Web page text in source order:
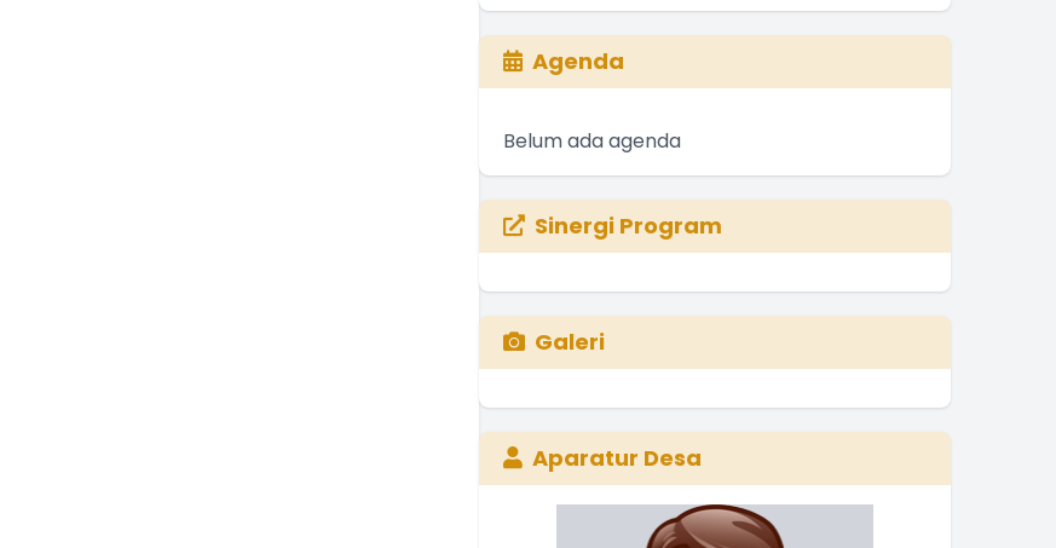
Agenda
Belum ada agenda
Sinergi Program
Galeri
Aparatur Desa